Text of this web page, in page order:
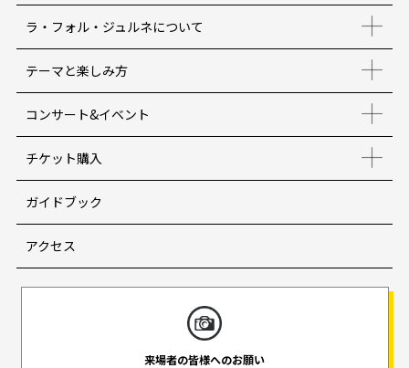
ラ・フォル・ジュルネについて
テーマと楽しみ方
コンサート&イベント
チケット購入
ガイドブック
アクセス
来場者の皆様へのお願い